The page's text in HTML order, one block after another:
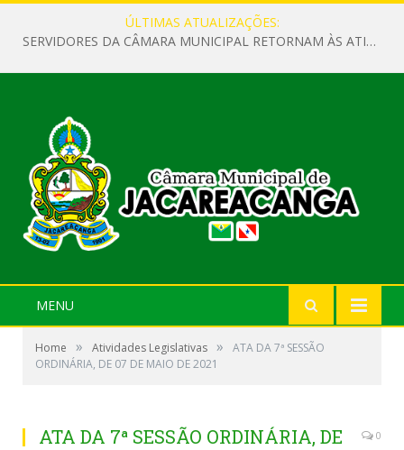
ÚLTIMAS ATUALIZAÇÕES:
SERVIDORES DA CÂMARA MUNICIPAL RETORNAM ÀS ATIVIDADES APÓS O RECESSO PARLAMENTAR
MENU
Home » Atividades Legislativas »
ATA DA 7ª SESSÃO
ORDINÁRIA, DE 07 DE MAIO DE 2021
ATA DA 7ª SESSÃO ORDINÁRIA, DE
0